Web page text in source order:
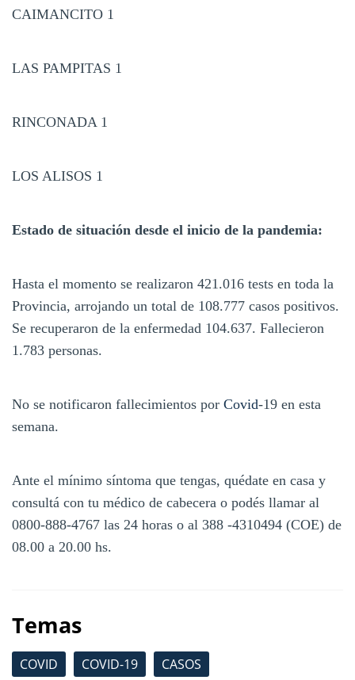
CAIMANCITO 1
LAS PAMPITAS 1
RINCONADA 1
LOS ALISOS 1
Estado de situación desde el inicio de la pandemia:
Hasta el momento se realizaron 421.016 tests en toda la
Provincia, arrojando un total de 108.777 casos positivos.
Se recuperaron de la enfermedad 104.637. Fallecieron
1.783 personas.
No se notificaron fallecimientos por Covid-19 en esta
semana.
Ante el mínimo síntoma que tengas, quédate en casa y
consultá con tu médico de cabecera o podés llamar al
0800-888-4767 las 24 horas o al 388 -4310494 (COE) de
08.00 a 20.00 hs.
Temas
COVID COVID-19 CASOS